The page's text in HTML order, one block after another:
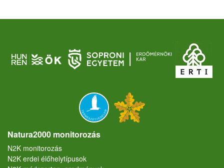
Natura2000 monitorozás
N2K monitorozás
N2K erdei élőhelytípusok